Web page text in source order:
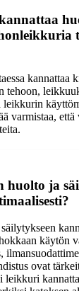
kannattaa
tehoon,
leikkurin
varmistaa,
huolto ja
käytön
ovat